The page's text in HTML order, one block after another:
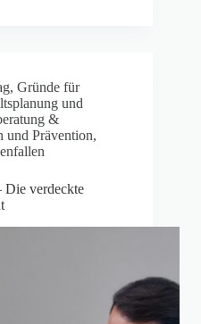
, Gründe für
und
&
und Prävention,
Die verdeckte